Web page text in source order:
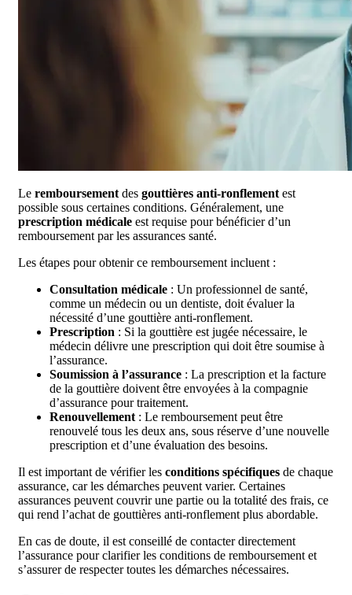
Le remboursement des gouttières anti-ronflement est
possible sous certaines conditions. Généralement, une
prescription médicale est requise pour bénéficier d’un
remboursement par les assurances santé.
Les étapes pour obtenir ce remboursement incluent :
Consultation médicale : Un professionnel de santé,
comme un médecin ou un dentiste, doit évaluer la
nécessité d’une gouttière anti-ronflement.
Prescription : Si la gouttière est jugée nécessaire, le
médecin délivre une prescription qui doit être soumise à
l’assurance.
Soumission à l’assurance : La prescription et la facture
de la gouttière doivent être envoyées à la compagnie
d’assurance pour traitement.
Renouvellement : Le remboursement peut être
renouvelé tous les deux ans, sous réserve d’une nouvelle
prescription et d’une évaluation des besoins.
Il est important de vérifier les conditions spécifiques de chaque
assurance, car les démarches peuvent varier. Certaines
assurances peuvent couvrir une partie ou la totalité des frais, ce
qui rend l’achat de gouttières anti-ronflement plus abordable.
En cas de doute, il est conseillé de contacter directement
l’assurance pour clarifier les conditions de remboursement et
s’assurer de respecter toutes les démarches nécessaires.